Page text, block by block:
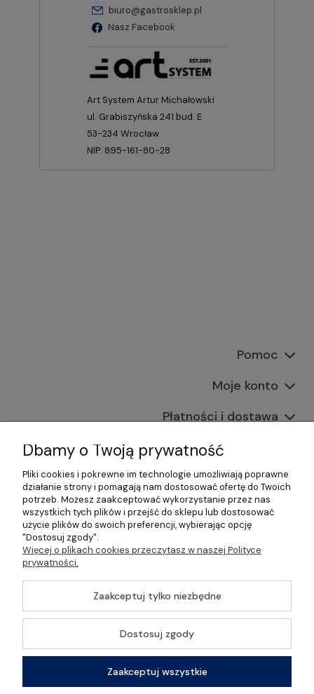
biuro@gastrosklep.pl
Nasz Facebook
Art System Artur Michałowski
ul. Grabiszyńska 241 bud. E
53-234 Wrocław
NIP: 895-161-80-28
Pomoc
Moje konto
Płatności i dostawa
Informacje
O nas
©2026 Wszelkie Prawa Zastrzeżone | Gastrosklep |
Wyposażenie gastronomii, restauracji oraz barów
Szablon Master byEcommercy
Pokaż pełną wersję strony
Sklep internetowy Shoper Premium
Dbamy o Twoją prywatność
Pliki cookies i pokrewne im technologie umożliwiają poprawne
działanie strony i pomagają nam dostosować ofertę do Twoich
potrzeb. Możesz zaakceptować wykorzystanie przez nas
wszystkich tych plików i przejść do sklepu lub dostosować
użycie plików do swoich preferencji, wybierając opcję
"Dostosuj zgody".
Więcej o plikach cookies przeczytasz w naszej Polityce
prywatności.
Zaakceptuj tylko niezbędne
Dostosuj zgody
Zaakceptuj wszystkie